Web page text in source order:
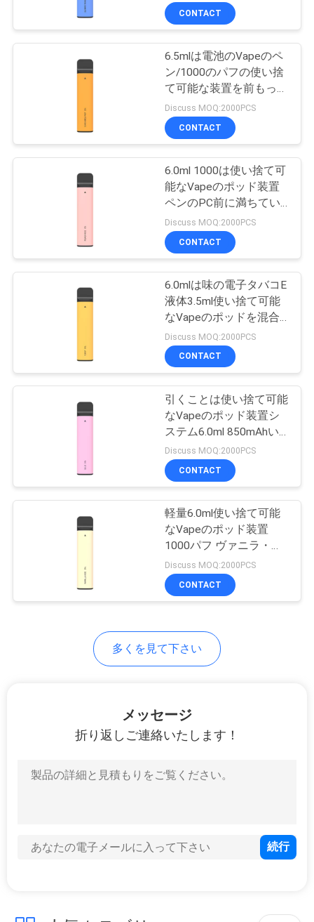
管
用
し
な
地
POLICY
CONTACT
6.5mlは電池のVapeのペ
ン/1000のパフの使い捨
て可能な装置を前もって
満たした
Discuss MOQ:2000PCS
CONTACT
6.0ml 1000は使い捨て可
能なVapeのポッド装置
ペンのPC前に満ちてい
る吹く
Discuss MOQ:2000PCS
CONTACT
6.0mlは味の電子タバコE
液体3.5ml使い捨て可能
なVapeのポッドを混合
した
Discuss MOQ:2000PCS
CONTACT
引くことは使い捨て可能
なVapeのポッド装置シ
ステム6.0ml 850mAhい
ちごの好意を活動化させ
た
Discuss MOQ:2000PCS
CONTACT
軽量6.0ml使い捨て可能
なVapeのポッド装置
1000パフ ヴァニラ・ア
イス
Discuss MOQ:2000PCS
CONTACT
多くを見て下さい
メッセージ
折り返しご連絡いたします！